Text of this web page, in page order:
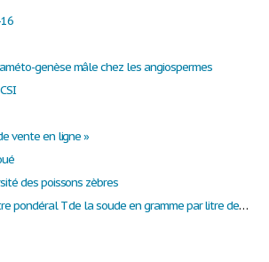
genèse mâle chez les angiospermes
vente en ligne »
des poissons zèbres
TP, détermination du titre pondéral T de la soude en gramme par litre de solution